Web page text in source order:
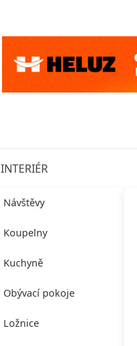
INTERIÉR
Návštěvy
Koupelny
Kuchyně
Obývací pokoje
Ložnice